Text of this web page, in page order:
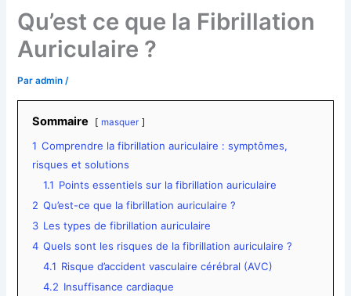
Qu’est ce que la Fibrillation
Auriculaire ?
Paradmin/
Sommaire masquer
1 Comprendre la fibrillation auriculaire : symptômes,
risques et solutions
1.1 Points essentiels sur la fibrillation auriculaire
2 Qu’est-ce que la fibrillation auriculaire ?
3 Les types de fibrillation auriculaire
4 Quels sont les risques de la fibrillation auriculaire ?
4.1 Risque d’accident vasculaire cérébral (AVC)
4.2 Insuffisance cardiaque